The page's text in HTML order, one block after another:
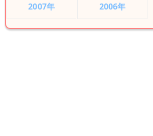
2007年 2006年